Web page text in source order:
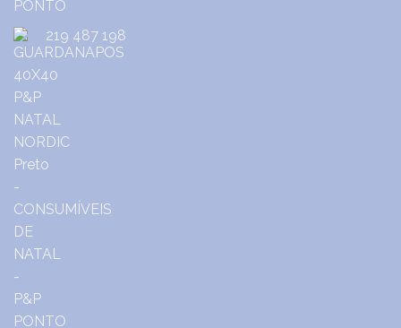
219 487 198